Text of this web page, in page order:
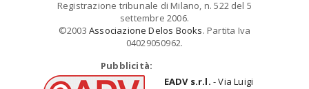
Registrazione tribunale di Milano, n. 522 del 5
settembre 2006.
©2003 Associazione Delos Books. Partita Iva
04029050962.
Pubblicità:
EADV s.r.l. - Via Luigi